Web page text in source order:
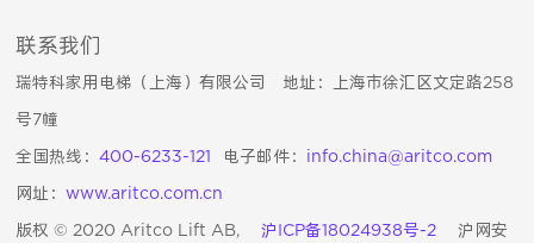
联系我们
瑞特科家用电梯（上海）有限公司 地址：上海市徐汇区文定路258
号7幢
全国热线：400-6233-121 电子邮件： info.china@aritco.com
网址：www.aritco.com.cn
版权 © 2020 Aritco Lift AB,沪ICP备18024938号-2 沪网安